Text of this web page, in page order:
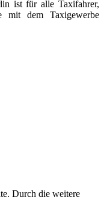
ist für alle Taxifahrer,
mit dem Taxigewerbe
Durch die weitere